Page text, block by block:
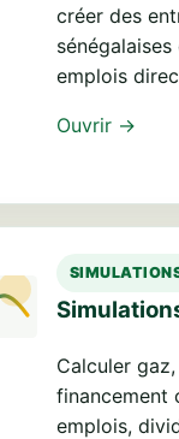
créer des
emplois
Ouvrir →
Calculer
financement
emplois,